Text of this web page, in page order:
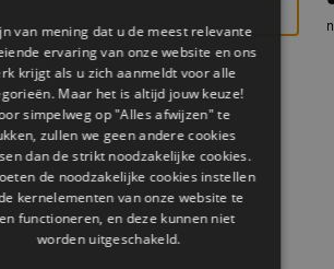
mening dat u de meest relevante
ervaring van onze website en ons
krijgt als u zich aanmeldt voor alle
Maar het is altijd jouw keuze!
simpelweg op "Alles afwijzen" te
zullen we geen andere cookies
dan de strikt noodzakelijke cookies.
de noodzakelijke cookies instellen
kernelementen van onze website te
functioneren, en deze kunnen niet
worden uitgeschakeld.